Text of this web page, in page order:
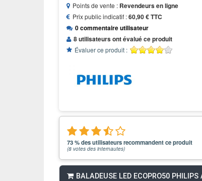
Points de vente : Revendeurs en ligne
Prix public indicatif :60,90 € TTC
0 commentaire utilisateur
8 utilisateurs ont évalué ce produit
Évaluer ce produit :
73 % des utilisateurs recommandent ce produit
(8 votes des internautes)
BALADEUSE LED ECOPRO50